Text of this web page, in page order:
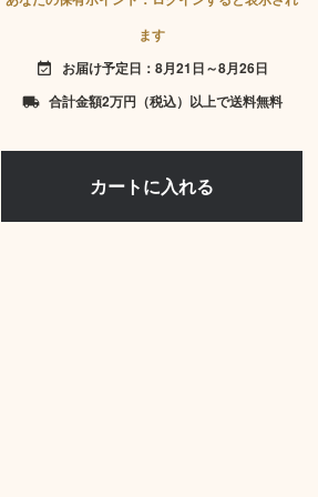
ます
event_available お届け予定日：8月21日～8月26日
local_shipping 合計金額2万円（税込）以上で送料無料